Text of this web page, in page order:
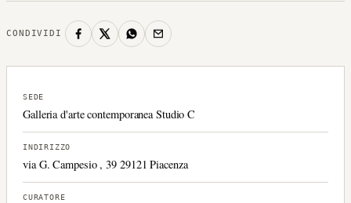
CONDIVIDI
SEDE
Galleria d'arte contemporanea Studio C
INDIRIZZO
via G. Campesio , 39 29121 Piacenza
CURATORE